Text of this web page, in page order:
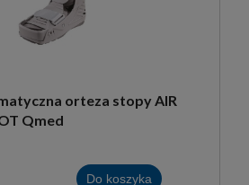
orteza stopy AIR
Qmed
Do koszyka